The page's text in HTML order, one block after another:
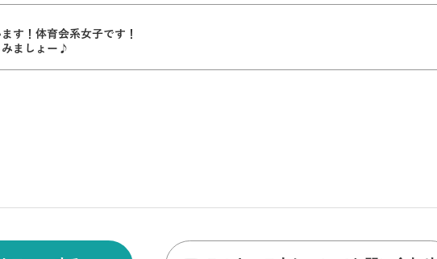
す！体育会系女子です！
みましょー♪